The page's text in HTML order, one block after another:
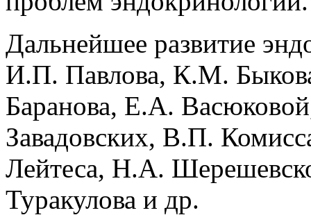
Дальнейшее развитие
И.П. Павлова, К.М.
Баранова, Е.А.
Завадовских, В.П.
Лейтеса, Н.А.
Туракулова и др.